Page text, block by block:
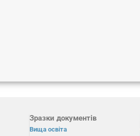
Зразки документів
Вища освіта